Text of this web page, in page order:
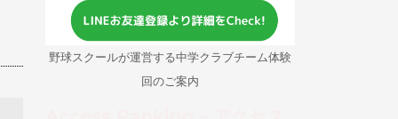
野球スクールが運営する中学クラブチーム体験
回のご案内